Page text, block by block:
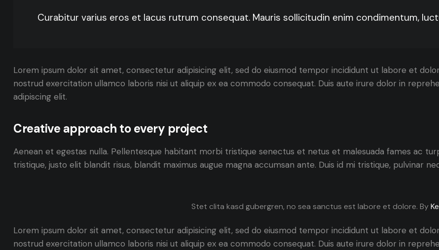
Curabitur varius eros et lacus rutrum consequat. Mauris sollicitudin enim condimentum,
Lorem ipsum dolor sit amet, consectetur adipisicing elit, sed do eiusmod tempor incididunt ut labore et
nostrud exercitation ullamco laboris nisi ut aliquip ex ea commodo consequat. Duis aute irure dolor in
adipiscing elit.
Creative approach to every project
Aenean et egestas nulla. Pellentesque habitant morbi tristique senectus et netus et malesuada fames ac
tristique, justo elit blandit risus, blandit maximus augue magna accumsan ante. Duis id mi tristique, pulvinar
Stet clita kasd gubergren, no sea sanctus est labore et dolore. By
Lorem ipsum dolor sit amet, consectetur adipisicing elit, sed do eiusmod tempor incididunt ut labore et
nostrud exercitation ullamco laboris nisi ut aliquip ex ea commodo consequat. Duis aute irure dolor in